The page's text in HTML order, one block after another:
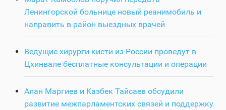
Ленингорской больнице новый реанимобиль и
направить в район выездных врачей
Ведущие хирурги кисти из России проведут в
Цхинвале бесплатные консультации и операции
Алан Маргиев и Казбек Тайсаев обсудили
развитие межпарламентских связей и поддержку